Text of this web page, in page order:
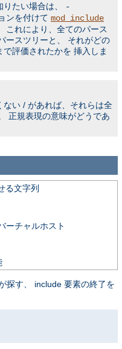
たい場合は、
-
ンを付けて mod_include
これにより、全てのパース
ースツリーと、 それがどの
評価されたかを 挿入しま
い / があれば、それらは全
正規表現の意味がどうであ
る文字列
ーチャルホスト
探す、 include 要素の終了を